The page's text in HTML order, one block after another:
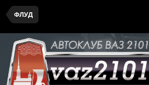
ФЛУД